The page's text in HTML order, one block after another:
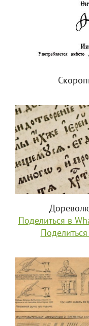
Поделиться в